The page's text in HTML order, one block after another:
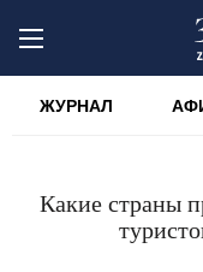
ЖУРНАЛ
Какие страны